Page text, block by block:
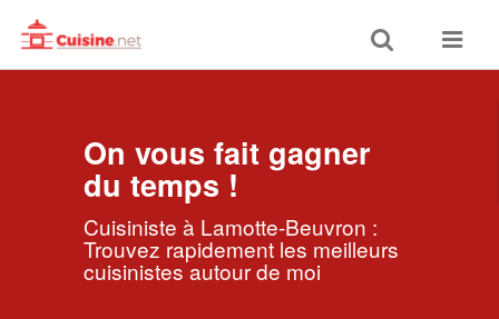
Toggle
search
Toggle
On vous fait gagner
du temps !
Cuisiniste à Lamotte-Beuvron :
Trouvez rapidement les meilleurs
cuisinistes autour de moi